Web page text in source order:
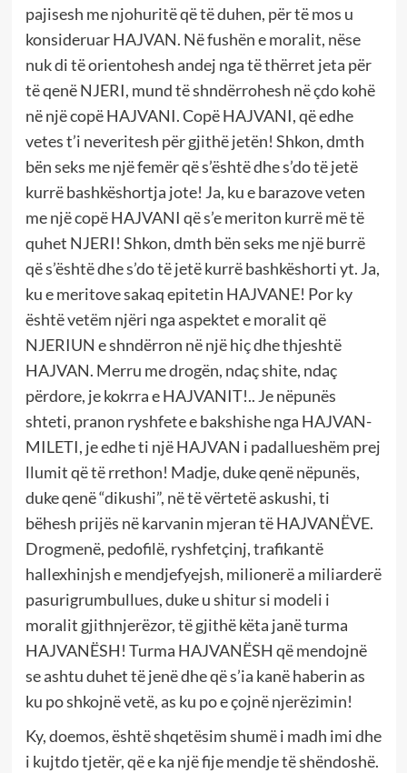
pajisesh me njohuritë që të duhen, për të mos u
konsideruar HAJVAN. Në fushën e moralit, nëse
nuk di të orientohesh andej nga të thërret jeta për
të qenë NJERI, mund të shndërrohesh në çdo kohë
në një copë HAJVANI. Copë HAJVANI, që edhe
vetes t’i neveritesh për gjithë jetën! Shkon, dmth
bën seks me një femër që s’është dhe s’do të jetë
kurrë bashkëshortja jote! Ja, ku e barazove veten
me një copë HAJVANI që s’e meriton kurrë më të
quhet NJERI! Shkon, dmth bën seks me një burrë
që s’është dhe s’do të jetë kurrë bashkëshorti yt. Ja,
ku e meritove sakaq epitetin HAJVANE! Por ky
është vetëm njëri nga aspektet e moralit që
NJERIUN e shndërron në një hiç dhe thjeshtë
HAJVAN. Merru me drogën, ndaç shite, ndaç
përdore, je kokrra e HAJVANIT!.. Je nëpunës
shteti, pranon ryshfete e bakshishe nga HAJVAN-
MILETI, je edhe ti një HAJVAN i padallueshëm prej
llumit që të rrethon! Madje, duke qenë nëpunës,
duke qenë “dikushi”, në të vërtetë askushi, ti
bëhesh prijës në karvanin mjeran të HAJVANËVE.
Drogmenë, pedofilë, ryshfetçinj, trafikantë
hallexhinjsh e mendjefyejsh, milionerë a miliarderë
pasurigrumbullues, duke u shitur si modeli i
moralit gjithnjerëzor, të gjithë këta janë turma
HAJVANËSH! Turma HAJVANËSH që mendojnë
se ashtu duhet të jenë dhe që s’ia kanë haberin as
ku po shkojnë vetë, as ku po e çojnë njerëzimin!
Ky, doemos, është shqetësim shumë i madh imi dhe
i kujtdo tjetër, që e ka një fije mendje të shëndoshë.